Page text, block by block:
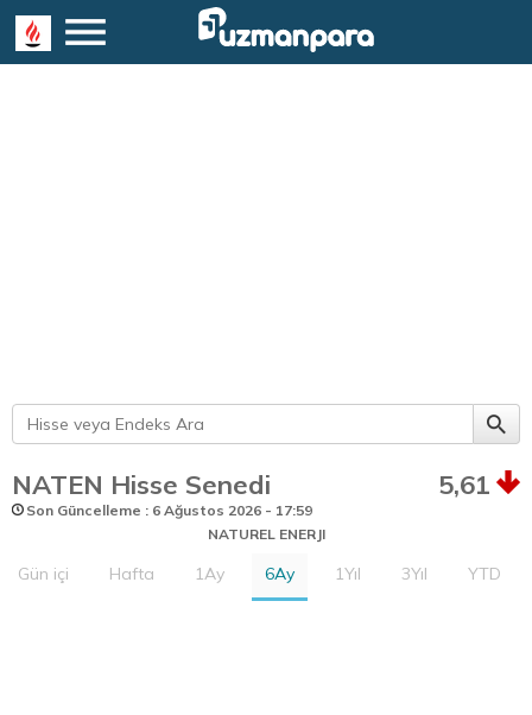
NATEN Hisse Senedi 5,61
Son Güncelleme : 6 Ağustos 2026 - 17:59
NATUREL ENERJI
Gün içi Hafta 1Ay 6Ay 1Yıl 3Yıl YTD